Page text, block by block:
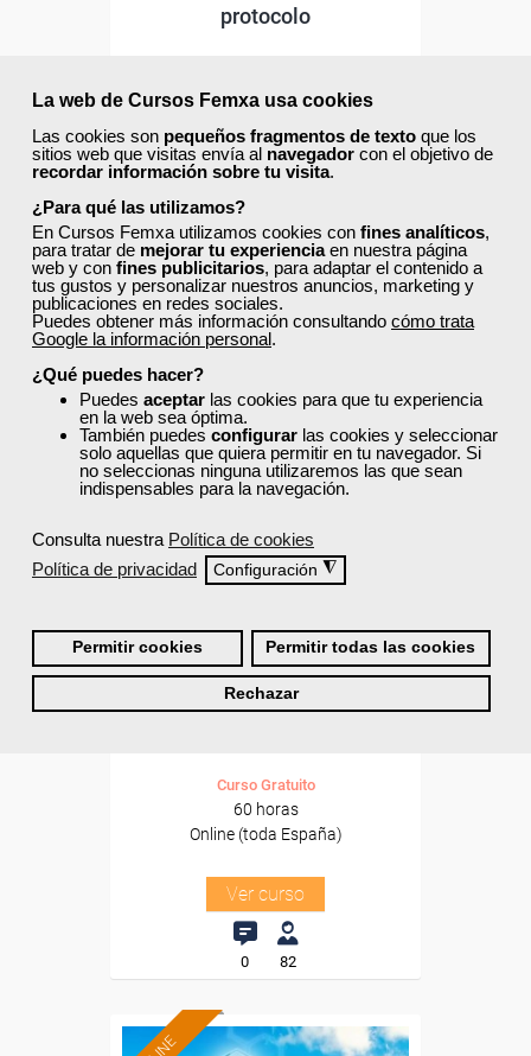
La web de Cursos Femxa usa cookies
Las cookies son pequeños fragmentos de texto que los
sitios web que visitas envía al navegador con el objetivo de
recordar información sobre tu visita.
¿Para qué las utilizamos?
En Cursos Femxa utilizamos cookies con fines analíticos,
para tratar de mejorar tu experienciaen nuestra página
web y con fines publicitarios, para adaptar el contenido a
tus gustos y personalizar nuestros anuncios, marketing y
publicaciones en redes sociales.
Puedes obtener más información consultando cómo trata
Google la información personal.
¿Qué puedes hacer?
Puedes aceptar las cookies para que tu experiencia
en la web sea óptima.
También puedes configurar las cookies y seleccionar
solo aquellas que quiera permitir en tu navegador. Si
no seleccionas ninguna utilizaremos las que sean
indispensables para la navegación.
Consulta nuestra Política de cookies
Política de privacidad
Configuración ◮
Permitir cookies Permitir todas las cookies
Rechazar
protocolo
65 horas
Online (toda España)
4 71
ONLINE
Formación 100%
subvencionada.
Para desempleados,
trabajadores y autónomos.
Sector
-Administración.
Cursos Femxa
Gestión contable general y de
costes y gestión fiscal
Curso Gratuito
60 horas
Online (toda España)
Ver curso
0 82